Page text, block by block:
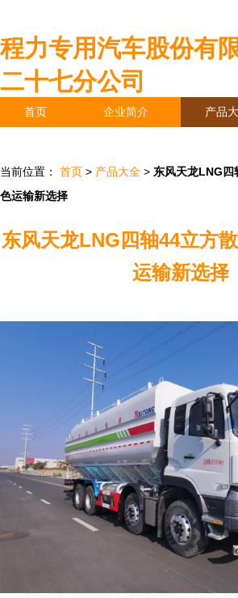
程力专用汽车股份有
二十七分公司
首页 企业简介 产品
当前位置： 首页 > 产品大全 > 东风天龙LNG四
色运输新选择
东风天龙LNG四轴44立方
运输新选择